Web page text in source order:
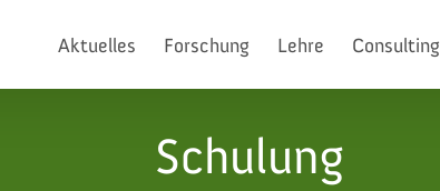
Aktuelles Forschung Lehre Consulting
Schulung